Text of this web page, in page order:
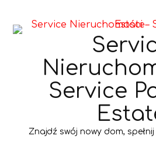
Service
Znajdź swój nowy dom,